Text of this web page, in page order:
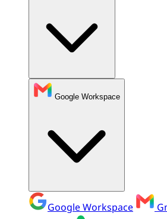
Google Workspace
Google Workspace